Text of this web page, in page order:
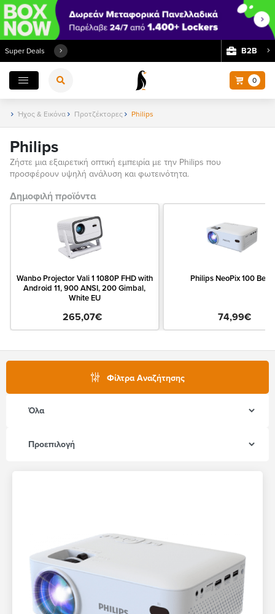
Super Deals Β2Β
0
Ήχος & Εικόνα Προτζέκτορες Philips
Philips
Ζήστε μια εξαιρετική οπτική εμπειρία με την Philips που
προσφέρουν υψηλή ανάλυση και φωτεινότητα.
Δημοφιλή προϊόντα
Wanbo Projector Vali 1 1080P FHD with
Android 11, 900 ANSI, 200 Gimbal,
White EU
265,07€
Philips NeoPix 100
74,99€
Φίλτρα Αναζήτησης